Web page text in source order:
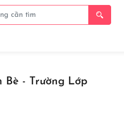
Bè - Trường Lớp